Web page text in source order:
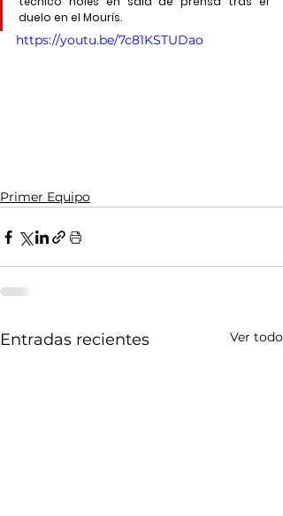
duelo en el Mourís.
https://youtu.be/7c81KSTUDao
Primer Equipo
Entradas recientes Ver todo